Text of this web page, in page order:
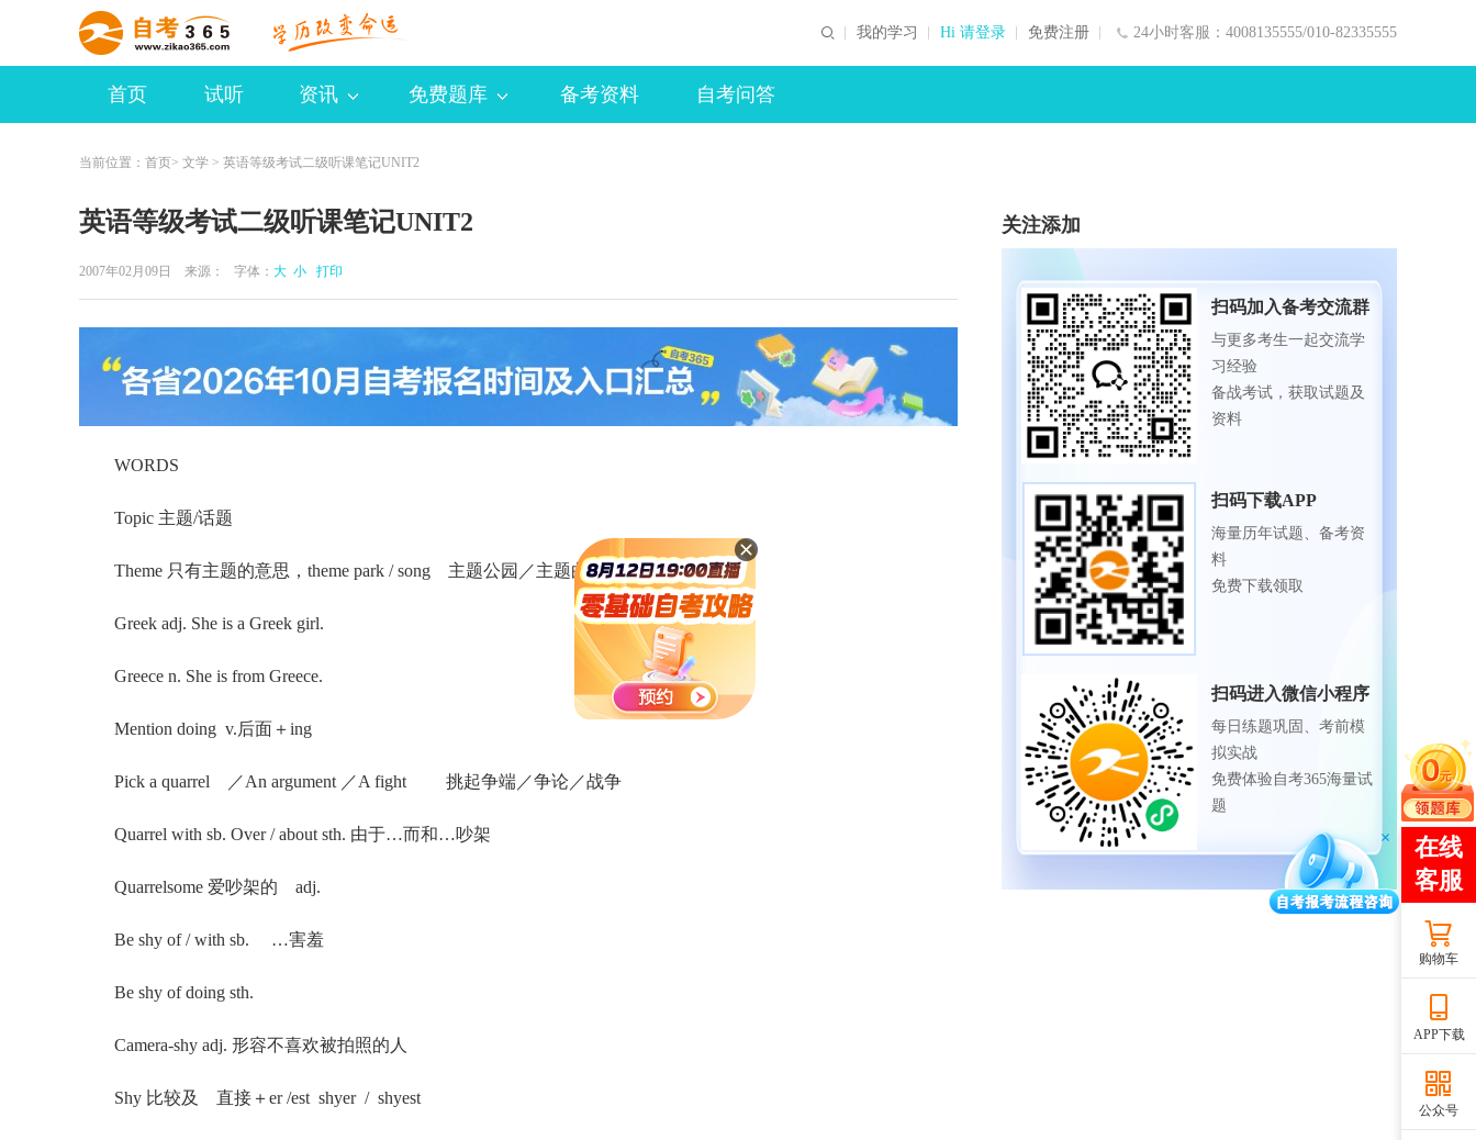
24小时客服：4008135555/010-82335555
我的学习 Hi 请登录 免费注册
首页 试听 资讯 免费题库 备考资料 自考问答
当前位置： 首页> 文学 > 英语等级考试二级听课笔记UNIT2
英语等级考试二级听课笔记UNIT2
2007年02月09日 来源： 字体： 大 小 打印
WORDS
Topic 主题/话题
Theme 只有主题的意思，theme park / song 主题公园／主题曲
Greek adj. She is a Greek girl.
Greece n. She is from Greece.
Mention doing v.后面＋ing
Pick a quarrel ／An argument ／A fight 挑起争端／争论／战争
Quarrel with sb. Over / about sth. 由于…而和…吵架
Quarrelsome 爱吵架的 adj.
Be shy of / with sb. …害羞
Be shy of doing sth.
Camera-shy adj. 形容不喜欢被拍照的人
Shy 比较及 直接＋er /est shyer / shyest
关注添加
扫码加入备考交流群
与更多考生一起交流学
习经验
备战考试，获取试题及
资料
扫码下载APP
海量历年试题、备考资
料
免费下载领取
扫码进入微信小程序
每日练题巩固、考前模
拟实战
免费体验自考365海量试
题
购物车
APP下载
公众号